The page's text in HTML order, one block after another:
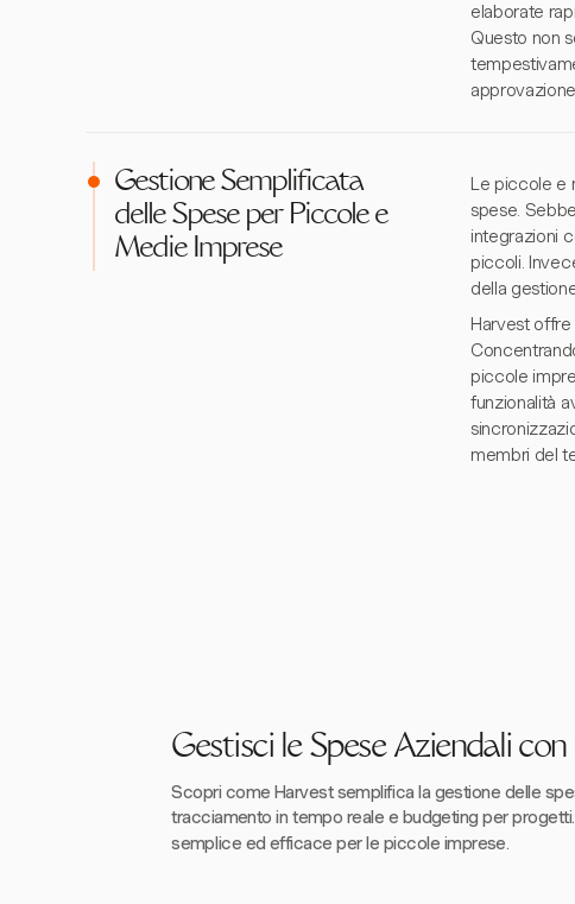
elaborate
Questo non
Gestione Semplificata
delle Spese per Piccole e
Medie Imprese
Le piccole e
spese.
integrazioni
piccoli.
della
Harvest
piccole
funzionalità
membri del
Gestisci le Spese Aziendali
Scopri come Harvest semplifica la gestione delle
tracciamento in tempo reale e budgeting per
semplice ed efficace per le piccole imprese.